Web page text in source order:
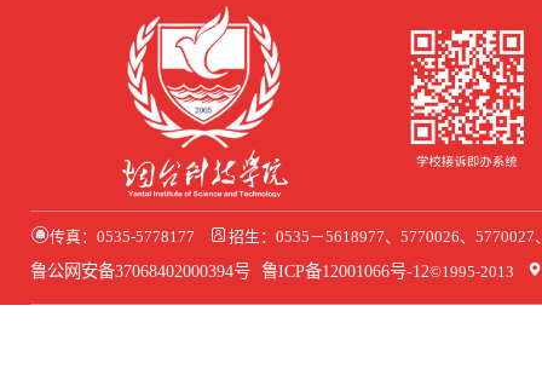
传真：0535-5778177 招生：0535－5618977、5770026、
鲁公网安备37068402000394号 鲁ICP备12001066号-12©1995-2013